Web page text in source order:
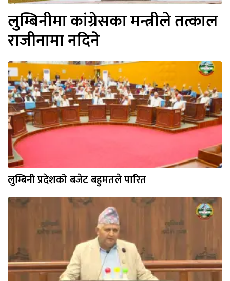
लुम्बिनीमा कांग्रेसका मन्त्रीले तत्काल
राजीनामा नदिने
लुम्बिनी प्रदेशको बजेट बहुमतले पारित